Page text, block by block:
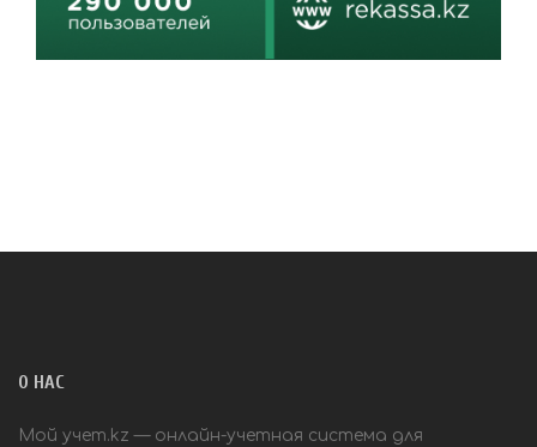
О НАС
Мой учет.kz — онлайн-учетная система для